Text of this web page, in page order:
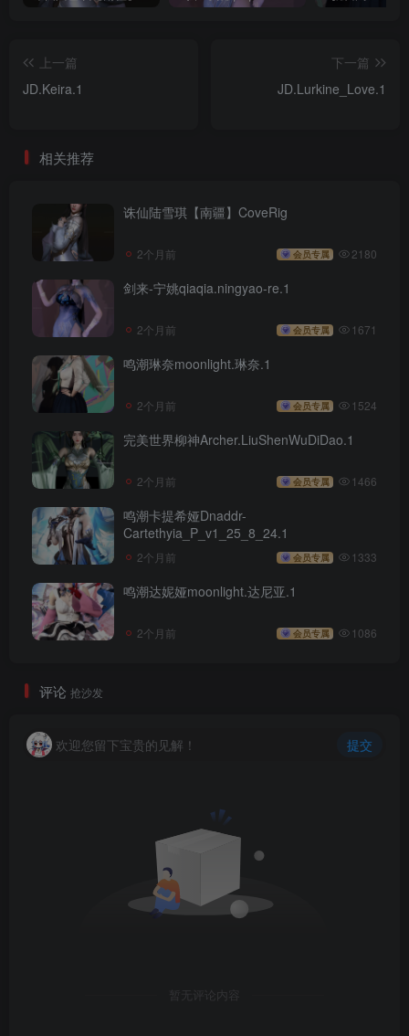
上一篇
JD.Keira.1
下一篇
JD.Lurkine_Love.1
相关推荐
诛仙陆雪琪【南疆】CoveRig
2个月前 会员专属 2180
剑来-宁姚qiaqia.ningyao-re.1
2个月前 会员专属 1671
鸣潮琳奈moonlight.琳奈.1
2个月前 会员专属 1524
完美世界柳神Archer.LiuShenWuDiDao.1
2个月前 会员专属 1466
鸣潮卡提希娅Dnaddr-
Cartethyia_P_v1_25_8_24.1
2个月前 会员专属 1333
鸣潮达妮娅moonlight.达尼亚.1
2个月前 会员专属 1086
评论 抢沙发
欢迎您留下宝贵的见解！ 提交
暂无评论内容